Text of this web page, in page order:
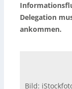
Delegation
ankommen.
Bild: